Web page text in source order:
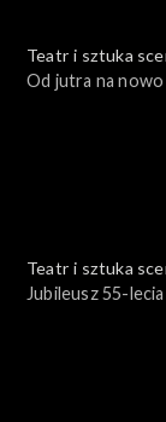
Teatr i sztuka
Od jutra na nowo
Teatr i sztuka
Jubileusz 55-